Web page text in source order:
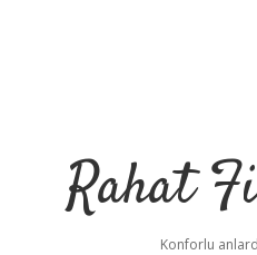
Rahat
Konforlu